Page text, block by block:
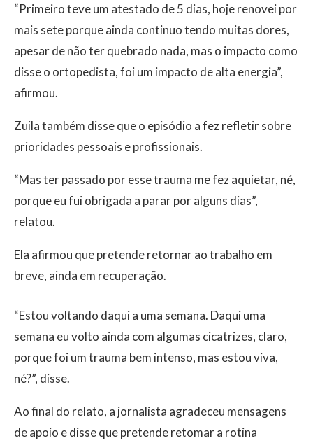
“Primeiro teve um atestado de 5 dias, hoje renovei por
mais sete porque ainda continuo tendo muitas dores,
apesar de não ter quebrado nada, mas o impacto como
disse o ortopedista, foi um impacto de alta energia”,
afirmou.
Zuila também disse que o episódio a fez refletir sobre
prioridades pessoais e profissionais.
“Mas ter passado por esse trauma me fez aquietar, né,
porque eu fui obrigada a parar por alguns dias”,
relatou.
Ela afirmou que pretende retornar ao trabalho em
breve, ainda em recuperação.
“Estou voltando daqui a uma semana. Daqui uma
semana eu volto ainda com algumas cicatrizes, claro,
porque foi um trauma bem intenso, mas estou viva,
né?”, disse.
Ao final do relato, a jornalista agradeceu mensagens
de apoio e disse que pretende retomar a rotina